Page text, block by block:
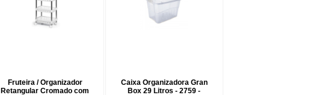
Fruteira / Organizador
Retangular Cromado com
Caixa Organizadora Gran
Box 29 Litros - 2759 -